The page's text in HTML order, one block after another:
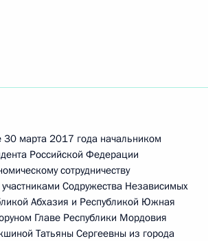
30 марта 2017 года начальником
Российской Федерации
сотрудничеству
Содружества Независимых
Абхазия и Республикой Южная
Главе Республики Мордовия
Татьяны Сергеевны из города